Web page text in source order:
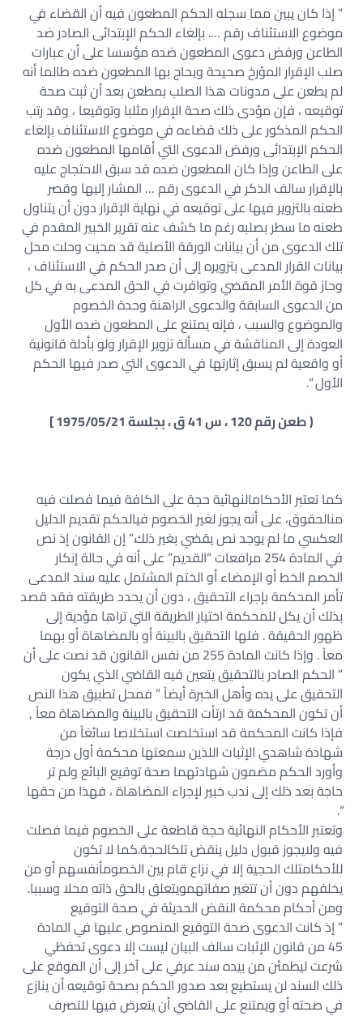
” إذا كان يبين مما سجله الحكم المطعون فيه أن القضاء في
موضوع الاستئناف رقم …. بإلغاء الحكم الإبتدائى الصادر ضد
الطاعن ورفض دعوى المطعون ضده مؤسسا على أن عبارات
صلب الإقرار المؤرخ صحيحة ويحاج بها المطعون ضده طالما أنه
لم يطعن على مدونات هذا الصلب بمطعن بعد أن ثبت صحة
توقيعه ، فإن مؤدى ذلك صحة الإقرار مثلبا وتوقيعا ، وقد رتب
الحكم المذكور على ذلك قضاءه في موضوع الاستئناف بإلغاء
الحكم الإبتدائى ورفض الدعوى التي أقامها المطعون ضده
على الطاعن وإذا كان المطعون ضده قد سبق الاحتجاج عليه
بالإقرار سالف الذكر في الدعوى رقم … المشار إليها وقصر
طعنه بالتزوير فيها على توقيعه في نهاية الإقرار دون أن يتناول
طعنه ما سطر بصلبه رغم ما كشف عنه تقرير الخبير المقدم في
تلك الدعوى من أن بيانات الورقة الأصلية قد محيت وحلت محل
بيانات القرار المدعى بتزويره إلى أن صدر الحكم في الاستئناف ،
وحاز قوة الأمر المقضي وتوافرت في الحق المدعى به في كل
من الدعوى السابقة والدعوى الراهنة وحدة الخصوم
والموضوع والسبب ، فإنه يمتنع على المطعون ضده الأول
العودة إلى المناقشة في مسألة تزوير الإقرار ولو بأدلة قانونية
أو واقعية لم يسبق إثارتها في الدعوى التي صدر فيها الحكم
الأول “.
( طعن رقم 120 ، س 41 ق ، بجلسة 1975/05/21 ]
كما تعتبر الأحكامالنهائية حجة على الكافة فيما فصلت فيه
منالحقوق، على أنه يجوز لغير الخصوم فيالحكم تقديم الدليل
العكسي ما لم يوجد نص يقضي بغير ذلك.” إن القانون إذ نص
في المادة 254 مرافعات “القديم” على أنه في حالة إنكار
الخصم الخط أو الإمضاء أو الختم المشتمل عليه سند المدعى
تأمر المحكمة بإجراء التحقيق ، دون أن يحدد طريقته فقد قصد
بذلك أن يكل للمحكمة اختيار الطريقة التي تراها مؤدية إلى
ظهور الحقيقة . فلها التحقيق بالبينة أو بالمضاهاة أو بهما
معاً . وإذا كانت المادة 255 من نفس القانون قد نصت على أن
” الحكم الصادر بالتحقيق يتعين فيه القاضي الذي يكون
التحقيق على يده وأهل الخبرة أيضاً ” فمحل تطبيق هذا النص
أن تكون المحكمة قد ارتأت التحقيق بالبينة والمضاهاة معاً ,
فإذا كانت المحكمة قد استخلصت استخلاصا سائغاً من
شهادة شاهدي الإثبات اللذين سمعتها محكمة أول درجة
وأورد الحكم مضمون شهادتهما صحة توقيع البائع ولم تر
حاجة بعد ذلك إلى ندب خبير لإجراء المضاهاة ، فهذا من حقها
“.
وتعتبر الأحكام النهائية حجة قاطعة على الخصوم فيما فصلت
فيه ولايجوز قبول دليل ينقض تلكالحجة.كما لا تكون
للأحكامتلك الحجية إلا في نزاع قام بين الخصومأنفسهم أو من
يخلفهم دون أن تتغير صفاتهمويتعلق بالحق ذاته محلا وسببا.
ومن أحكام محكمة النقض الحديثة في صحة التوقيع
” إذ كانت الدعوى صحة التوقيع المنصوص عليها في المادة
45 من قانون الإثبات سالف البيان ليست إلا دعوى تحفظي
شرعت ليطمئن من بيده سند عرفي على آخر إلى أن الموقع على
ذلك السند لن يستطيع بعد صدور الحكم بصحة توقيعه أن ينازع
في صحته أو ويمتنع على القاضي أن يتعرض فيها للتصرف